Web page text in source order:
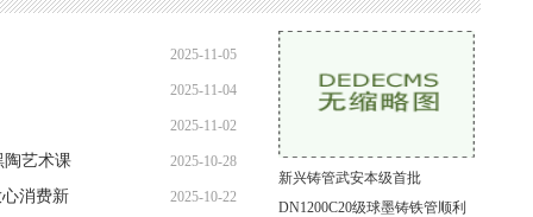
2025-11-05
22:13:40
2025-11-04
08:53:37
2025-11-02
22:49:14
陶艺术课 2025-10-28
22:23:31
消费新 2025-10-22
新兴铸管武安本级首批
DN1200C20级球墨铸铁管顺利